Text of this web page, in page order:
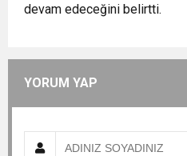
devam edeceğini belirtti.
YORUM YAP